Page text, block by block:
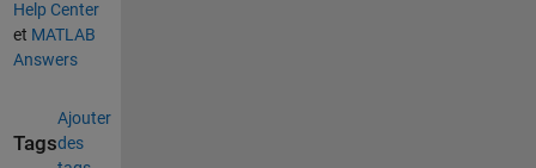
Help Center
et MATLAB
Answers
Tags
Ajouter
des